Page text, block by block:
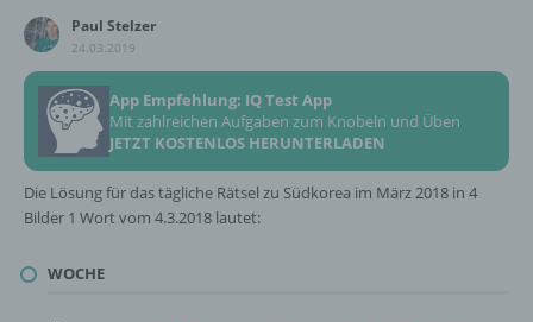
Paul Stelzer
24.03.2019
App Empfehlung: IQ Test App
Mit zahlreichen Aufgaben zum Knobeln und Üben
JETZT KOSTENLOS HERUNTERLADEN
Die Lösung für das tägliche Rätsel zu Südkorea im März 2018 in 4
Bilder 1 Wort vom 4.3.2018 lautet:
WOCHE